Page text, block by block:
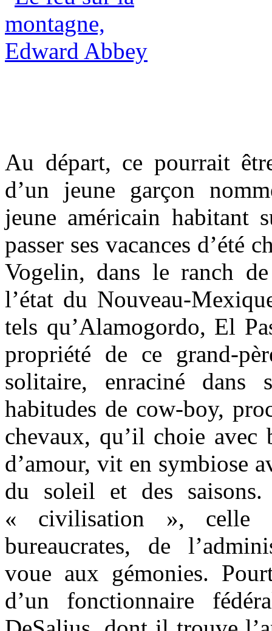
Au départ, ce pourrait
d’un jeune garçon
jeune américain habitant
passer ses vacances d’été
Vogelin, dans le ranch
l’état du Nouveau-
tels qu’Alamogordo, El
propriété de ce grand-
solitaire, enraciné
habitudes de cow-boy,
chevaux, qu’il choie avec
d’amour, vit en symbiose
du soleil et des
« civilisation », celle
bureaucrates, de
voue aux gémonies.
d’un fonctionnaire